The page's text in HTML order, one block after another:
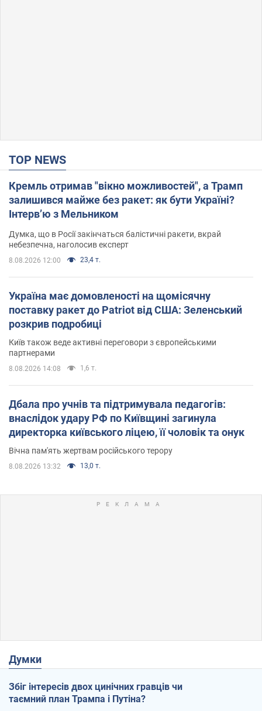
TOP NEWS
Кремль отримав "вікно можливостей", а Трамп
залишився майже без ракет: як бути Україні?
Інтерв’ю з Мельником
Думка, що в Росії закінчаться балістичні ракети, вкрай
небезпечна, наголосив експерт
8.08.2026 12:00 23,4 т.
Україна має домовленості на щомісячну
поставку ракет до Patriot від США: Зеленський
розкрив подробиці
Київ також веде активні переговори з європейськими
партнерами
8.08.2026 14:08 1,6 т.
Дбала про учнів та підтримувала педагогів:
внаслідок удару РФ по Київщині загинула
директорка київського ліцею, її чоловік та онук
Вічна пам'ять жертвам російського терору
8.08.2026 13:32 13,0 т.
Думки
Збіг інтересів двох цинічних гравців чи
таємний план Трампа і Путіна?